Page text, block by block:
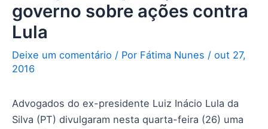
governo sobre ações contra
Lula
Deixe um comentário / Por Fátima Nunes / out 27,
2016
Advogados do ex-presidente Luiz Inácio Lula da
Silva (PT) divulgaram nesta quarta-feira (26) uma